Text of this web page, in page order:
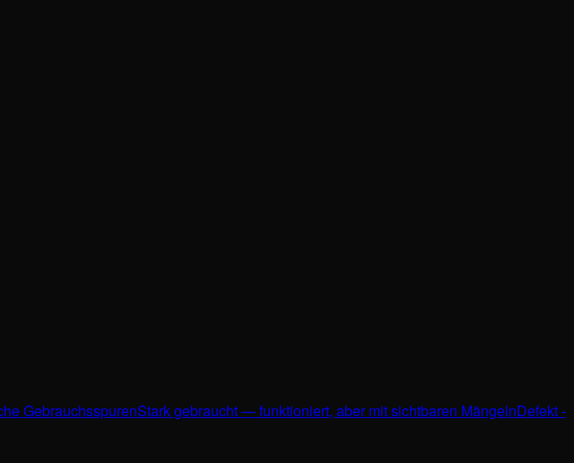
GebrauchsspurenStark gebraucht — funktioniert, aber mit sichtbaren MängelnDefekt -